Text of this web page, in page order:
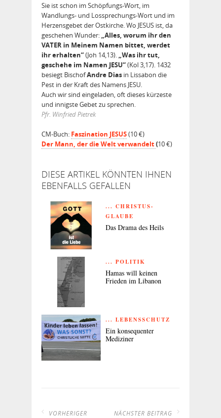
Sie ist schon im Schöpfungs-Wort, im
Wandlungs- und Lossprechungs-Wort und im
Herzensgebet der Ostkirche. Wo JESUS ist, da
geschehen Wunder: „Alles, worum ihr den
VATER in Meinem Namen bittet, werdet
ihr erhalten“(Joh 14,13). „Was ihr tut,
geschehe im Namen JESU“(Kol 3,17). 1432
besiegt BischofAndre Dias in Lissabon die
Pest in der Kraft des Namens JESU.
Auch wir sind eingeladen, oft dieses kürzeste
und innigste Gebet zu sprechen.
Pfr. Winfried Pietrek
CM-Buch: Faszination JESUS(10 €)
Der Mann, der die Welt verwandelt(10 €)
DIESE ARTIKEL KÖNNTEN IHNEN
EBENFALLS GEFALLEN
... CHRISTUS-
GLAUBE
Das Drama des Heils
... POLITIK
Hamas will keinen
Frieden im Libanon
... LEBENSSCHUTZ
Ein konsequenter
Mediziner
VORHERIGER NÄCHSTER BEITRAG